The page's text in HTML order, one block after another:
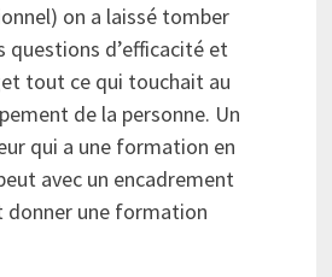
on a laissé tomber
questions d’efficacité et
tout ce qui touchait au
de la personne. Un
qui a une formation en
avec un encadrement
donner une formation